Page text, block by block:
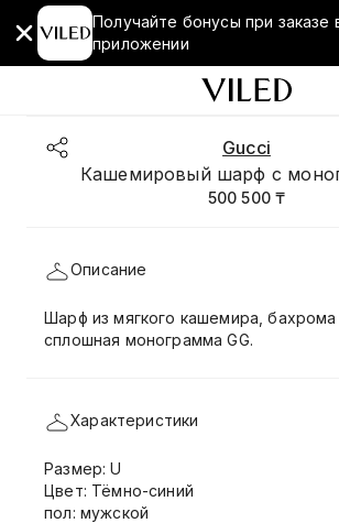
Получайте бонусы при заказе
приложении
Gucci
Кашемировый шарф с
500 500 ₸
Описание
Шарф из мягкого кашемира, бахрома
сплошная монограмма GG.
Характеристики
Размер: U
Цвет: Тёмно-синий
пол: мужской